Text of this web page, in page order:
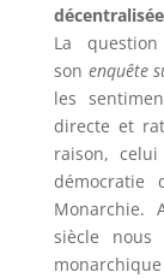
La
son enquête
les
directe et
raison,
Monarchie.
siècle nous